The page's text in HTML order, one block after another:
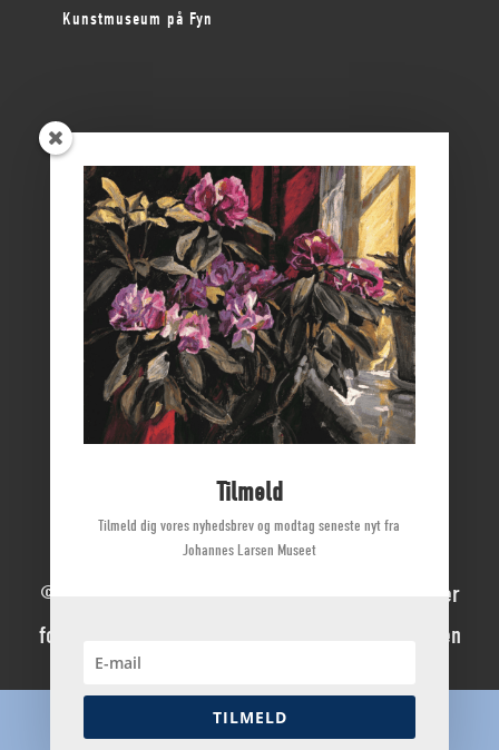
Kunstmuseum på Fyn
ØSTFYNS MUSEER
Vikingemuseet Ladby
Nyborg Slot
Borgmestergården
Farvergården
Høkeren
Kerteminde Byhistoriske Arkiv
© 2022 Johannes Larsen Museet | Alle rettigheder
forbeholdes | Direktør Mette Ladegaard Thøgersen
Tilmeld
Tilmeld dig vores nyhedsbrev og modtag seneste nyt fra
Johannes Larsen Museet
TILMELD
Dansk